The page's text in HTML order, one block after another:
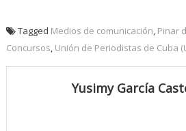
Tagged Medios de comunicación Pinar
Concursos Unión de Periodistas de Cuba
Yusimy García